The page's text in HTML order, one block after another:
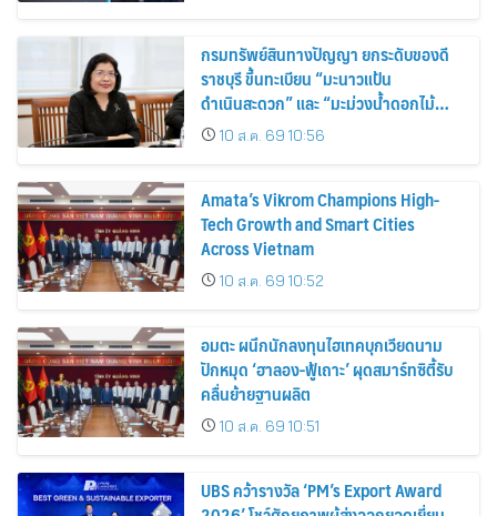
กรมทรัพย์สินทางปัญญา ยกระดับของดี
ราชบุรี ขึ้นทะเบียน “มะนาวแป้น
ดำเนินสะดวก” และ “มะม่วงน้ำดอกไม้
ราชบุรี” เป็น GI น้องใหม่ เดินหน้าเพิ่ม
มูลค่าเกษตรอัตลักษณ์ ขับเคลื่อน
เศรษฐกิจชุมชน
10 ส.ค. 69 10:56
Amata’s Vikrom Champions High-
Tech Growth and Smart Cities
Across Vietnam
10 ส.ค. 69 10:52
อมตะ ผนึกนักลงทุนไฮเทคบุกเวียดนาม
ปักหมุด ‘ฮาลอง-ฟู้เถาะ’ ผุดสมาร์ทซิตี้รับ
คลื่นย้ายฐานผลิต
10 ส.ค. 69 10:51
UBS คว้ารางวัล ‘PM’s Export Award